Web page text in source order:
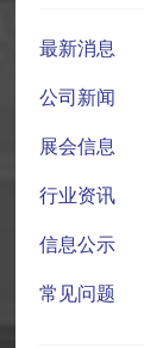
最新消息
公司新闻
展会信息
行业资讯
信息公示
常见问题